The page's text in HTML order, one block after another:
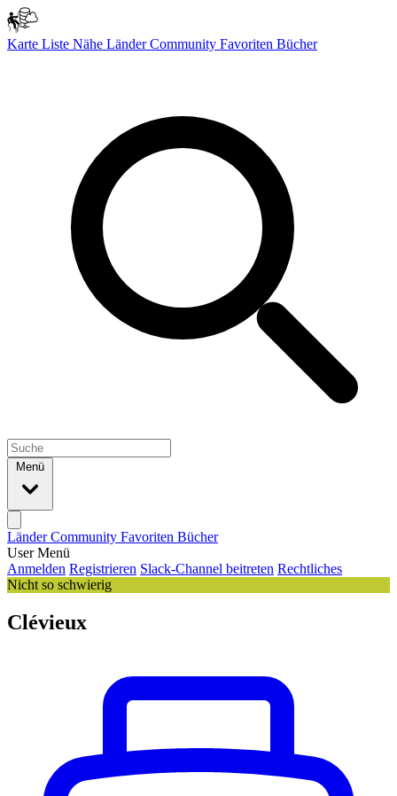
Karte Liste Nähe LänderCommunity Favoriten Bücher
Menü
LänderCommunity Favoriten Bücher
User Menü
Anmelden Registrieren Slack-Channel beitreten Rechtliches
Nicht so schwierig
Clévieux